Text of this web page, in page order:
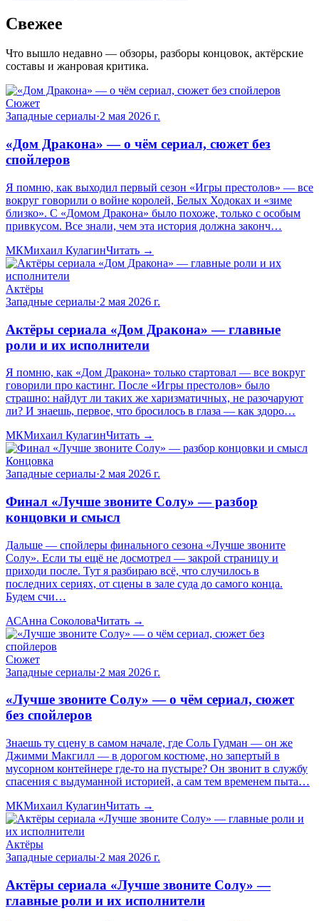
Свежее
Что вышло недавно — обзоры, разборы концовок, актёрские
составы и жанровая критика.
Сюжет
Западные сериалы·2 мая 2026 г.
«Дом Дракона» — о чём сериал, сюжет без
спойлеров
Я помню, как выходил первый сезон «Игры престолов» — все
вокруг говорили о войне королей, Белых Ходоках и «зиме
близко». С «Домом Дракона» было похоже, только с особым
привкусом. Все знали, чем эта история должна законч…
МКМихаил КулагинЧитать →
Актёры
Западные сериалы·2 мая 2026 г.
Актёры сериала «Дом Дракона» — главные
роли и их исполнители
Я помню, как «Дом Дракона» только стартовал — все вокруг
говорили про кастинг. После «Игры престолов» было
страшно: найдут ли таких же харизматичных, не разочаруют
ли? И знаешь, первое, что бросилось в глаза — как здоро…
МКМихаил КулагинЧитать →
Концовка
Западные сериалы·2 мая 2026 г.
Финал «Лучше звоните Солу» — разбор
концовки и смысл
Дальше — спойлеры финального сезона «Лучше звоните
Солу». Если ты ещё не досмотрел — закрой страницу и
приходи после. Тут я разбираю всё, что случилось в
последних сериях, от сцены в зале суда до самого конца.
Будем счи…
АСАнна СоколоваЧитать →
Сюжет
Западные сериалы·2 мая 2026 г.
«Лучше звоните Солу» — о чём сериал, сюжет
без спойлеров
Знаешь ту сцену в самом начале, где Соль Гудман — он же
Джимми Макгилл — в дорогом костюме, но запертый в
мусорном контейнере где-то на пустыре? Он звонит в службу
спасения с выдуманной историей, а сам тем временем пыта…
МКМихаил КулагинЧитать →
Актёры
Западные сериалы·2 мая 2026 г.
Актёры сериала «Лучше звоните Солу» —
главные роли и их исполнители